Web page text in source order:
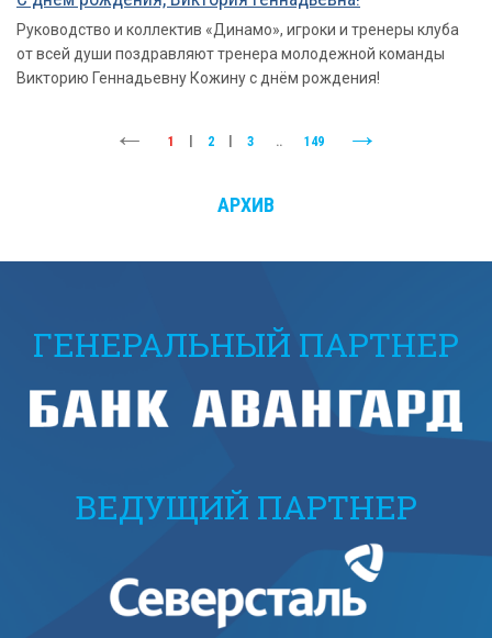
Руководство и коллектив «Динамо», игроки и тренеры клуба
от всей души поздравляют тренера молодежной команды
Викторию Геннадьевну Кожину с днём рождения!
1 2 3 .. 149
АРХИВ
ГЕНЕРАЛЬНЫЙ ПАРТНЕР
ВЕДУЩИЙ ПАРТНЕР